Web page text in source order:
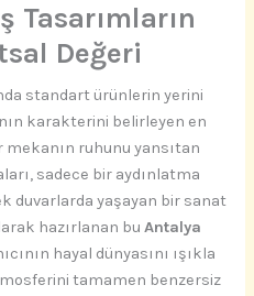
Değeri
standart ürünlerin yerini
karakterini belirleyen en
mekanın ruhunu yansıtan
sadece bir aydınlatma
duvarlarda yaşayan bir sanat
hazırlanan buAntalya
hayal dünyasını ışıkla
tamamen benzersiz